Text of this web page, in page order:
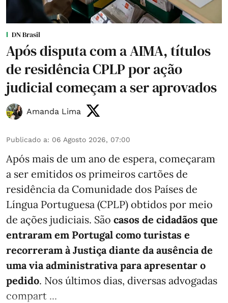
DN Brasil
Após disputa com a AIMA, títulos
de residência CPLP por ação
judicial começam a ser aprovados
Amanda Lima
Publicado a: 06 Agosto 2026, 07:00
Após mais de um ano de espera, começaram
a ser emitidos os primeiros cartões de
residência da Comunidade dos Países de
Língua Portuguesa (CPLP) obtidos por meio
de ações judiciais. São casos de cidadãos que
entraram em Portugal como turistas e
recorreram à Justiça diante da ausência de
uma via administrativa para apresentar o
pedido. Nos últimos dias, diversas advogadas
compart ...